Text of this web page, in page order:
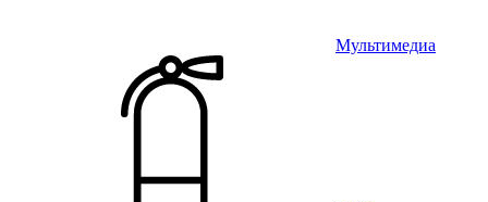
Мультимедиа